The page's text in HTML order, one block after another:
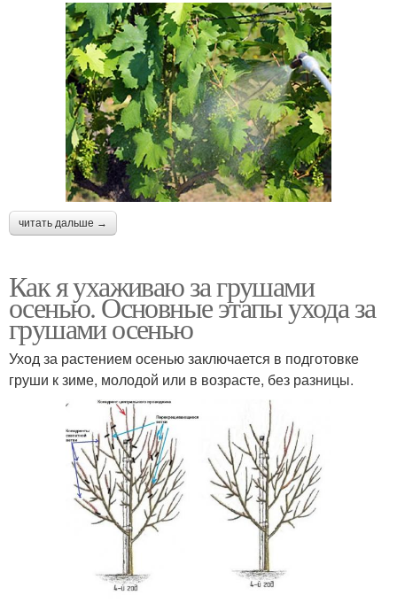
читать дальше →
Как я ухаживаю за грушами
осенью. Основные этапы ухода за
грушами осенью
Уход за растением осенью заключается в подготовке
груши к зиме, молодой или в возрасте, без разницы.